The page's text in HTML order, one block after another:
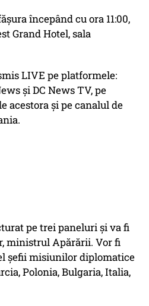
începând cu ora 11:00,
Grand Hotel, sala
LIVE pe platformele:
și DC News TV, pe
acestora și pe canalul de
pe trei paneluri și va fi
ministrul Apărării. Vor fi
șefii misiunilor diplomatice
Polonia, Bulgaria, Italia,